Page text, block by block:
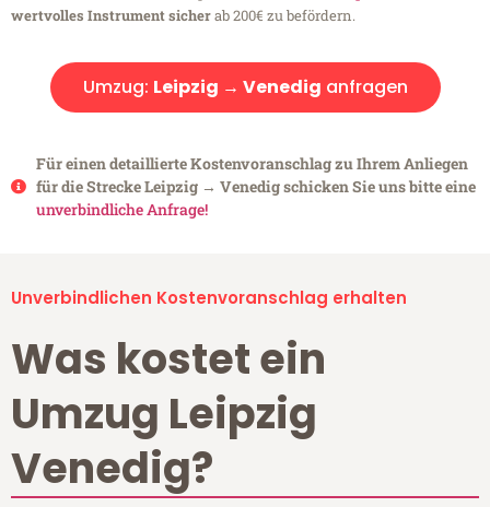
wertvolles Instrument sicherab 200€ zu befördern.
Umzug: Leipzig → Venedig anfragen
Für einen detaillierte Kostenvoranschlag zu Ihrem Anliegen
für die Strecke Leipzig → Venedig schicken Sie uns bitte eine
unverbindliche Anfrage!
Unverbindlichen Kostenvoranschlag erhalten
Was kostet ein
Umzug Leipzig
Venedig?